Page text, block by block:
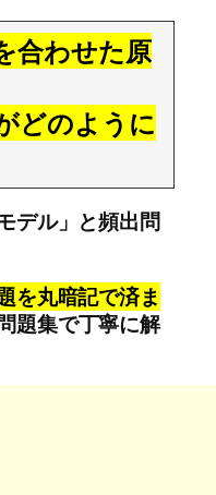
合わせた原
どのように
デル」と頻出問
を丸暗記で済ま
題集で丁寧に解